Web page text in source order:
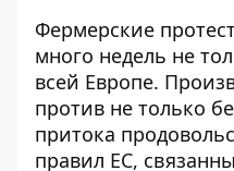
Фермерские
много недель не
всей Европе.
против не только
притока
правил ЕС,